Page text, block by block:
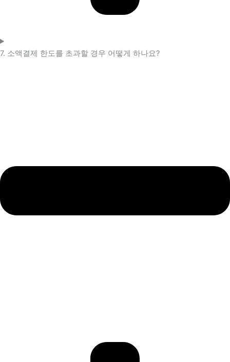
7. 소액결제 한도를 초과할 경우 어떻게 하나요?